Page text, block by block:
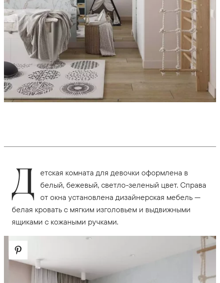
Д етская комната для девочки оформлена в
белый, бежевый, светло-зеленый цвет. Справа
от окна установлена дизайнерская мебель —
белая кровать с мягким изголовьем и выдвижными
ящиками с кожаными ручками.